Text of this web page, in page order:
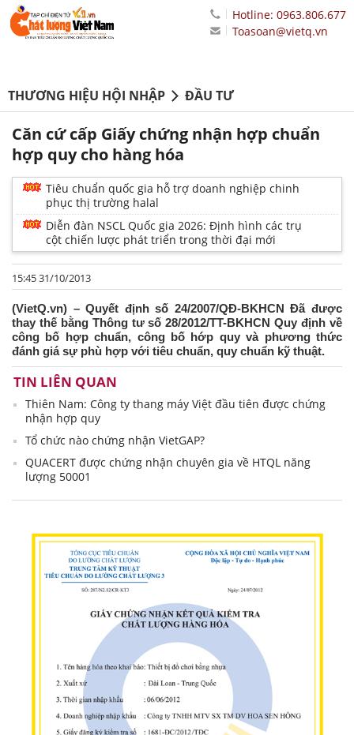
Hotline: 0963.806.677
Toasoan@vietq.vn
THƯƠNG HIỆU HỘI NHẬP ĐẦU TƯ
Căn cứ cấp Giấy chứng nhận hợp chuẩn
hợp quy cho hàng hóa
Tiêu chuẩn quốc gia hỗ trợ doanh nghiệp chinh
phục thị trường halal
Diễn đàn NSCL Quốc gia 2026: Định hình các trụ
cột chiến lược phát triển trong thời đại mới
15:45 31/10/2013
(VietQ.vn) – Quyết định số 24/2007/QĐ-BKHCN Đã được
thay thế bằng Thông tư số 28/2012/TT-BKHCN Quy định về
công bố hợp chuẩn, công bố hớp quy và phương thức
đánh giá sự phù hợp với tiêu chuẩn, quy chuẩn kỹ thuật.
TIN LIÊN QUAN
Thiên Nam: Công ty thang máy Việt đầu tiên được chứng
nhận hợp quy
Tổ chức nào chứng nhận VietGAP?
QUACERT được chứng nhận chuyên gia về HTQL năng
lượng 50001